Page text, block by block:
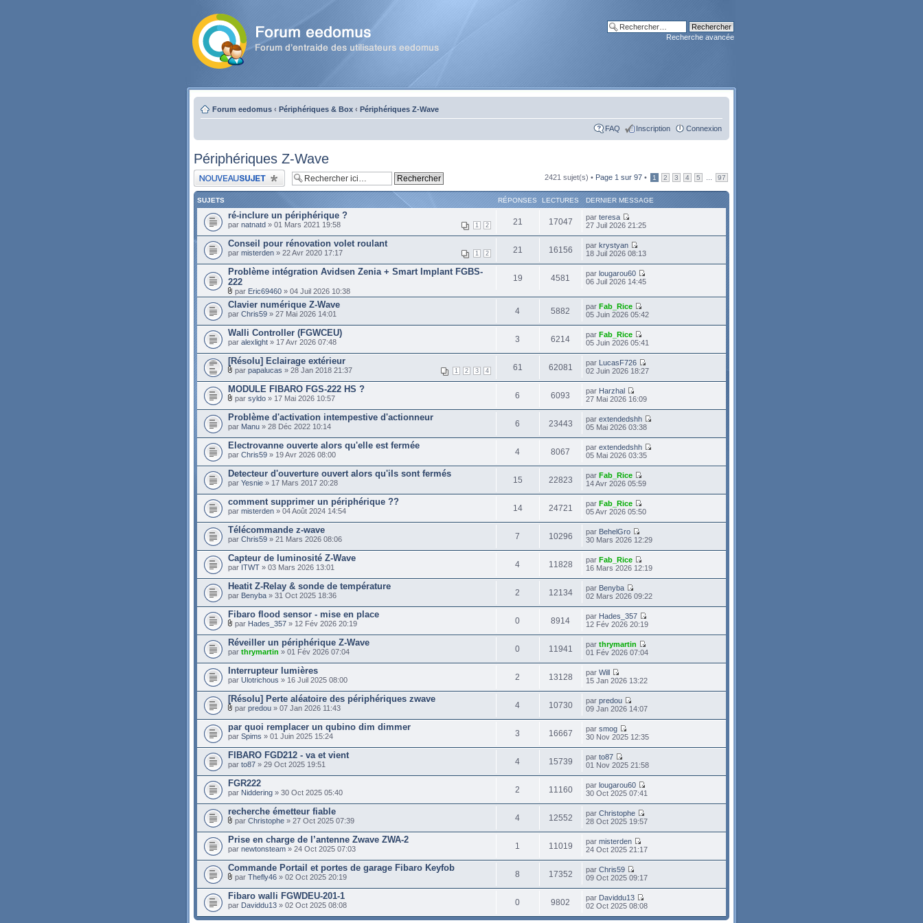
Recherche avancée
Forum eedomus ‹ Périphériques & Box ‹ Périphériques Z-Wave
FAQ Inscription Connexion
Périphériques Z-Wave
Publier un nouveau sujet 2421 sujet(s) • Page 1 sur 97 • 1 2 3 4 5 97
SUJETS RÉPONSES LECTURES DERNIER MESSAGE
ré-inclure un périphérique ?
1 2
par natnatd » 01 Mars 2021 19:58 21 17047 parteresa
27 Juil 2026 21:25
Conseil pour rénovation volet roulant
1 2
par misterden » 22 Avr 2020 17:17 21 16156 parkrystyan
18 Juil 2026 08:13
Problème intégration Avidsen Zenia + Smart Implant FGBS-
222
par Eric69460 » 04 Juil 2026 10:38
19 4581 parlougarou60
06 Juil 2026 14:45
Clavier numérique Z-Wave
par Chris59 » 27 Mai 2026 14:01 4 5882 parFab_Rice
05 Juin 2026 05:42
Walli Controller (FGWCEU)
par alexlight » 17 Avr 2026 07:48 3 6214 parFab_Rice
05 Juin 2026 05:41
[Résolu] Eclairage extérieur
1 2 3 4
par papalucas » 28 Jan 2018 21:37 61 62081 par LucasF726
02 Juin 2026 18:27
MODULE FIBARO FGS-222 HS ?
par syldo » 17 Mai 2026 10:57 6 6093 par Harzhal
27 Mai 2026 16:09
Problème d'activation intempestive d'actionneur
par Manu » 28 Déc 2022 10:14 6 23443 parextendedshh
05 Mai 2026 03:38
Electrovanne ouverte alors qu'elle est fermée
par Chris59 » 19 Avr 2026 08:00 4 8067 parextendedshh
05 Mai 2026 03:35
Detecteur d'ouverture ouvert alors qu'ils sont fermés
par Yesnie » 17 Mars 2017 20:28 15 22823 parFab_Rice
14 Avr 2026 05:59
comment supprimer un périphérique ??
par misterden » 04 Août 2024 14:54 14 24721 parFab_Rice
05 Avr 2026 05:50
Télécommande z-wave
par Chris59 » 21 Mars 2026 08:06 7 10296 par BehelGro
30 Mars 2026 12:29
Capteur de luminosité Z-Wave
par ITWT » 03 Mars 2026 13:01 4 11828 parFab_Rice
16 Mars 2026 12:19
Heatit Z-Relay & sonde de température
par Benyba » 31 Oct 2025 18:36 2 12134 par Benyba
02 Mars 2026 09:22
Fibaro flood sensor - mise en place
par Hades_357 » 12 Fév 2026 20:19 0 8914 par Hades_357
12 Fév 2026 20:19
Réveiller un périphérique Z-Wave
par thrymartin » 01 Fév 2026 07:04 0 11941 parthrymartin
01 Fév 2026 07:04
Interrupteur lumières
par Ulotrichous » 16 Juil 2025 08:00 2 13128 parWill
15 Jan 2026 13:22
[Résolu] Perte aléatoire des périphériques zwave
par predou » 07 Jan 2026 11:43 4 10730 parpredou
09 Jan 2026 14:07
par quoi remplacer un qubino dim dimmer
par Spims » 01 Juin 2025 15:24 3 16667 parsmog
30 Nov 2025 12:35
FIBARO FGD212 - va et vient
par to87 » 29 Oct 2025 19:51 4 15739 parto87
01 Nov 2025 21:58
FGR222
par Niddering » 30 Oct 2025 05:40 2 11160 parlougarou60
30 Oct 2025 07:41
recherche émetteur fiable
par Christophe » 27 Oct 2025 07:39 4 12552 parChristophe
28 Oct 2025 19:57
Prise en charge de l’antenne Zwave ZWA-2
par newtonsteam » 24 Oct 2025 07:03 1 11019 parmisterden
24 Oct 2025 21:17
Commande Portail et portes de garage Fibaro Keyfob
par Thefly46 » 02 Oct 2025 20:19 8 17352 parChris59
09 Oct 2025 09:17
Fibaro walli FGWDEU-201-1
par Daviddu13 » 02 Oct 2025 08:08 0 9802 par Daviddu13
02 Oct 2025 08:08